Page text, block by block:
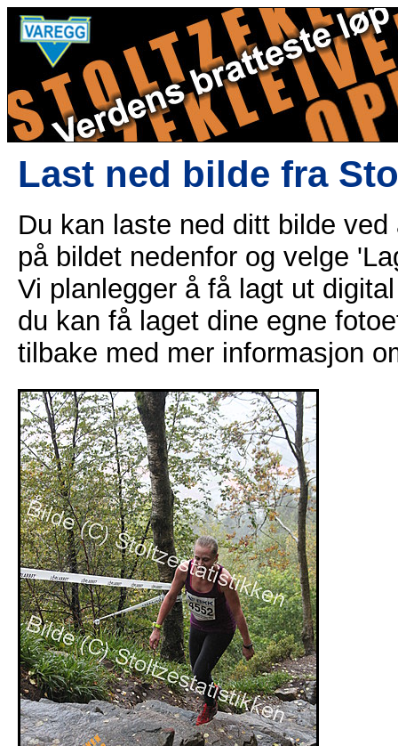
Last ned bilde fra
Du kan laste ned ditt bilde
på bildet nedenfor og velge
Vi planlegger å få lagt ut
du kan få laget dine egne
tilbake med mer informasjon